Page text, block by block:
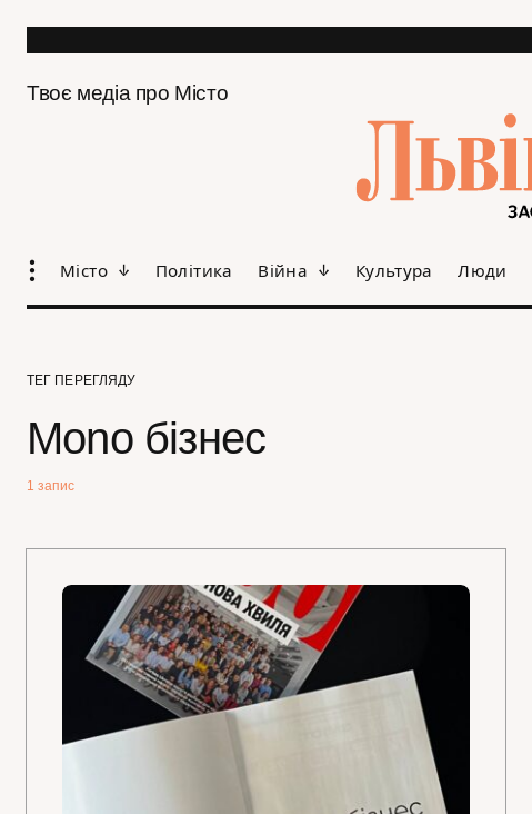
Твоє медіа про Місто
Місто Політика Війна Культура Люди
ТЕГ ПЕРЕГЛЯДУ
Mono бізнес
1 запис